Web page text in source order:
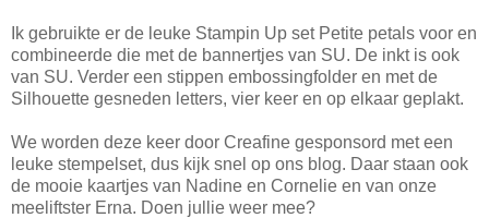
Ik gebruikte er de leuke Stampin Up set Petite petals voor en
combineerde die met de bannertjes van SU. De inkt is ook
van SU. Verder een stippen embossingfolder en met de
Silhouette gesneden letters, vier keer en op elkaar geplakt.
We worden deze keer door Creafine gesponsord met een
leuke stempelset, dus kijk snel op ons blog. Daar staan ook
de mooie kaartjes van Nadine en Cornelie en van onze
meeliftster Erna. Doen jullie weer mee?